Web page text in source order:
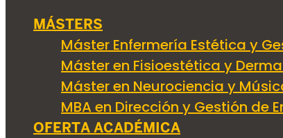
MÁSTERS
Máster Enfermería Estética y
Máster en Fisioestética y
Máster en Neurociencia y
MBA en Dirección y Gestión de
OFERTA ACADÉMICA
LA